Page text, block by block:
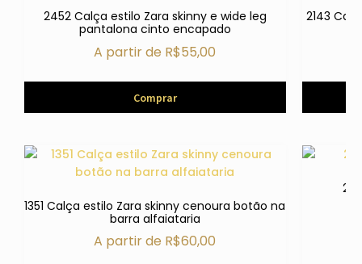
2452 Calça estilo Zara skinny e wide leg
pantalona cinto encapado
A partir de R$55,00
Comprar
2143
1351 Calça estilo Zara skinny cenoura botão na
barra alfaiataria
A partir de R$60,00